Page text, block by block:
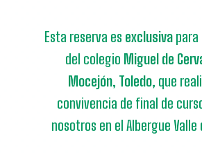
Esta reserva es exclusiva para
del colegio Miguel de
Mocejón, Toledo, que
convivencia de final de
nosotros en el Albergue Valle